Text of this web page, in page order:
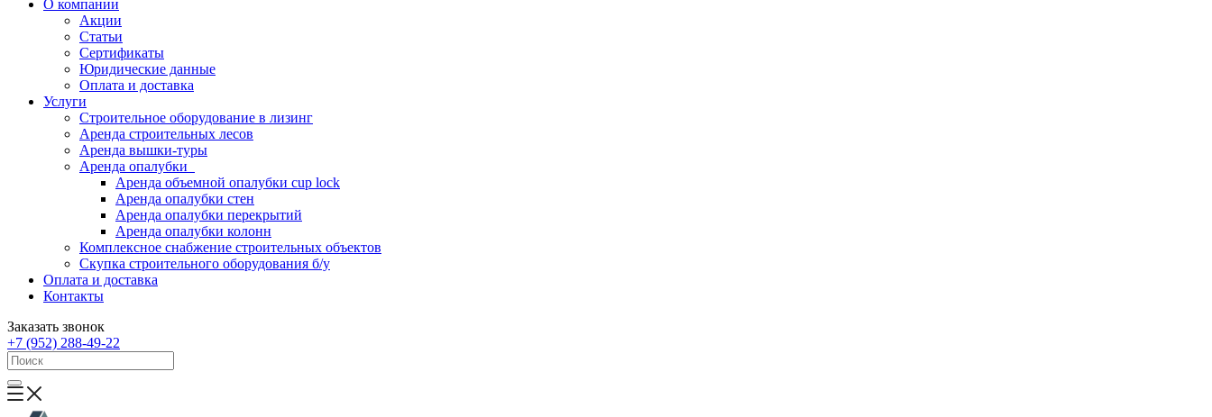
О компании
Акции
Статьи
Сертификаты
Юридические данные
Оплата и доставка
Услуги
Строительное оборудование в лизинг
Аренда строительных лесов
Аренда вышки-туры
Аренда опалубки
Аренда объемной опалубки cup lock
Аренда опалубки стен
Аренда опалубки перекрытий
Аренда опалубки колонн
Комплексное снабжение строительных объектов
Скупка строительного оборудования б/у
Оплата и доставка
Контакты
Заказать звонок
+7 (952) 288-49-22